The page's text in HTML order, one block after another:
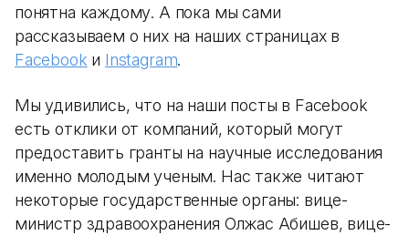
понятна каждому. А пока мы сами
рассказываем о них на наших страницах в
Facebook и Instagram.
Мы удивились, что на наши посты в Facebook
есть отклики от компаний, который могут
предоставить гранты на научные исследования
именно молодым ученым. Нас также читают
некоторые государственные органы: вице-
министр здравоохранения Олжас Абишев, вице-